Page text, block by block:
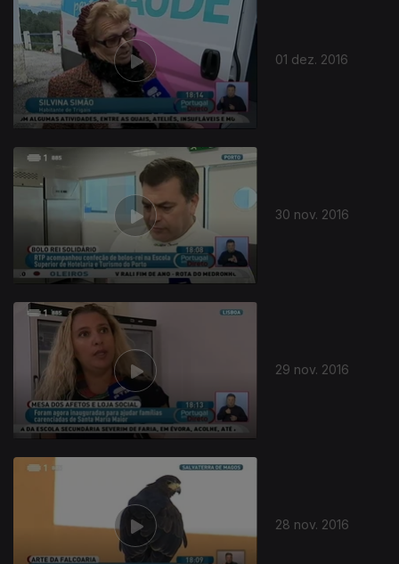
01 dez. 2016
30 nov. 2016
29 nov. 2016
28 nov. 2016
261573